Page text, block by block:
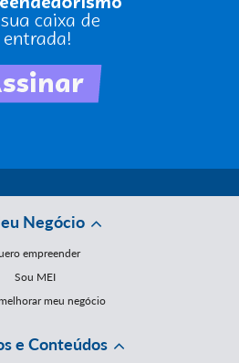
Negócio
empreender
Sou MEI
meu negócio
e Conteúdos